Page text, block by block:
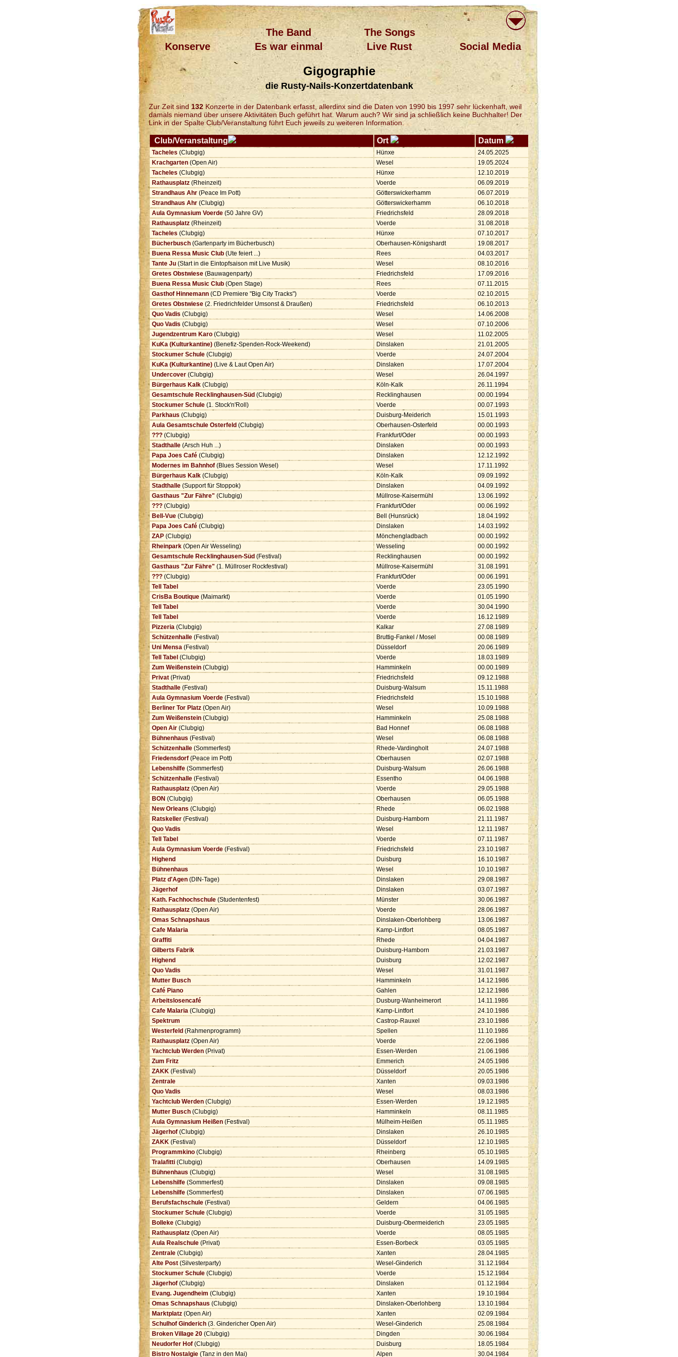
The Band
The Songs
Konserve
Es war einmal Live Rust Social Media
Gigographie
die Rusty-Nails-Konzertdatenbank
Zur Zeit sind 132 Konzerte in der Datenbank erfasst, allerdinx sind die Daten von 1990 bis 1997 sehr lückenhaft, weil
damals niemand über unsere Aktivitäten Buch geführt hat. Warum auch? Wir sind ja schließlich keine Buchhalter! Der
Link in der Spalte Club/Veranstaltung führt Euch jeweils zu weiteren Information.
Club/Veranstaltung Ort Datum
Tacheles (Clubgig) Hünxe
24.05.2025
Krachgarten (Open Air) Wesel
19.05.2024
Tacheles (Clubgig) Hünxe
12.10.2019
Rathausplatz (Rheinzeit) Voerde
06.09.2019
Strandhaus Ahr (Peace Im Pott) Götterswickerhamm
06.07.2019
Strandhaus Ahr (Clubgig) Götterswickerhamm
06.10.2018
Aula Gymnasium Voerde (50 Jahre GV) Friedrichsfeld
28.09.2018
Rathausplatz (Rheinzeit) Voerde
31.08.2018
Tacheles (Clubgig) Hünxe
07.10.2017
Bücherbusch (Gartenparty im Bücherbusch) Oberhausen-Königshardt
19.08.2017
Buena Ressa Music Club (Ute feiert ...) Rees
04.03.2017
Tante Ju (Start in die Eintopfsaison mit Live Musik) Wesel
08.10.2016
Gretes Obstwiese (Bauwagenparty) Friedrichsfeld
17.09.2016
Buena Ressa Music Club (Open Stage) Rees
07.11.2015
Gasthof Hinnemann (CD Premiere "Big City Tracks") Voerde
02.10.2015
Gretes Obstwiese (2. Friedrichfelder Umsonst & Draußen) Friedrichsfeld
06.10.2013
Quo Vadis (Clubgig) Wesel
14.06.2008
Quo Vadis (Clubgig) Wesel
07.10.2006
Jugendzentrum Karo (Clubgig) Wesel
11.02.2005
KuKa (Kulturkantine) (Benefiz-Spenden-Rock-Weekend) Dinslaken
21.01.2005
Stockumer Schule (Clubgig) Voerde
24.07.2004
KuKa (Kulturkantine) (Live & Laut Open Air) Dinslaken
17.07.2004
Undercover (Clubgig) Wesel
26.04.1997
Bürgerhaus Kalk (Clubgig) Köln-Kalk
26.11.1994
Gesamtschule Recklinghausen-Süd (Clubgig) Recklinghausen
00.00.1994
Stockumer Schule (1. Stock'n'Roll) Voerde
00.07.1993
Parkhaus (Clubgig) Duisburg-Meiderich
15.01.1993
Aula Gesamtschule Osterfeld (Clubgig) Oberhausen-Osterfeld
00.00.1993
??? (Clubgig) Frankfurt/Oder
00.00.1993
Stadthalle (Arsch Huh ...) Dinslaken
00.00.1993
Papa Joes Café (Clubgig) Dinslaken
12.12.1992
Modernes im Bahnhof (Blues Session Wesel) Wesel
17.11.1992
Bürgerhaus Kalk (Clubgig) Köln-Kalk
09.09.1992
Stadthalle (Support für Stoppok) Dinslaken
04.09.1992
Gasthaus "Zur Fähre" (Clubgig) Müllrose-Kaisermühl
13.06.1992
??? (Clubgig) Frankfurt/Oder
00.06.1992
Bell-Vue (Clubgig) Bell (Hunsrück)
18.04.1992
Papa Joes Café (Clubgig) Dinslaken
14.03.1992
ZAP (Clubgig) Mönchengladbach
00.00.1992
Rheinpark (Open Air Wesseling) Wesseling
00.00.1992
Gesamtschule Recklinghausen-Süd (Festival) Recklinghausen
00.00.1992
Gasthaus "Zur Fähre" (1. Müllroser Rockfestival) Müllrose-Kaisermühl
31.08.1991
??? (Clubgig) Frankfurt/Oder
00.06.1991
Tell Tabel
Voerde
23.05.1990
CrisBa Boutique (Maimarkt) Voerde
01.05.1990
Tell Tabel
Voerde
30.04.1990
Tell Tabel
Voerde
16.12.1989
Pizzeria (Clubgig) Kalkar
27.08.1989
Schützenhalle (Festival) Bruttig-Fankel / Mosel
00.08.1989
Uni Mensa (Festival) Düsseldorf
20.06.1989
Tell Tabel (Clubgig) Voerde
18.03.1989
Zum Weißenstein (Clubgig) Hamminkeln
00.00.1989
Privat (Privat) Friedrichsfeld
09.12.1988
Stadthalle (Festival) Duisburg-Walsum
15.11.1988
Aula Gymnasium Voerde (Festival) Friedrichsfeld
15.10.1988
Berliner Tor Platz (Open Air) Wesel
10.09.1988
Zum Weißenstein (Clubgig) Hamminkeln
25.08.1988
Open Air (Clubgig) Bad Honnef
06.08.1988
Bühnenhaus (Festival) Wesel
06.08.1988
Schützenhalle (Sommerfest) Rhede-Vardingholt
24.07.1988
Friedensdorf (Peace im Pott) Oberhausen
02.07.1988
Lebenshilfe (Sommerfest) Duisburg-Walsum
26.06.1988
Schützenhalle (Festival) Essentho
04.06.1988
Rathausplatz (Open Air) Voerde
29.05.1988
BON (Clubgig) Oberhausen
06.05.1988
New Orleans (Clubgig) Rhede
06.02.1988
Ratskeller (Festival) Duisburg-Hamborn
21.11.1987
Quo Vadis
Wesel
12.11.1987
Tell Tabel
Voerde
07.11.1987
Aula Gymnasium Voerde (Festival) Friedrichsfeld
23.10.1987
Highend
Duisburg
16.10.1987
Bühnenhaus
Wesel
10.10.1987
Platz d'Agen (DIN-Tage) Dinslaken
29.08.1987
Jägerhof
Dinslaken
03.07.1987
Kath. Fachhochschule (Studentenfest) Münster
30.06.1987
Rathausplatz (Open Air) Voerde
28.06.1987
Omas Schnapshaus
Dinslaken-Oberlohberg
13.06.1987
Cafe Malaria
Kamp-Lintfort
08.05.1987
Graffiti
Rhede
04.04.1987
Gilberts Fabrik
Duisburg-Hamborn
21.03.1987
Highend
Duisburg
12.02.1987
Quo Vadis
Wesel
31.01.1987
Mutter Busch
Hamminkeln
14.12.1986
Café Piano
Gahlen
12.12.1986
Arbeitslosencafé
Dusburg-Wanheimerort
14.11.1986
Cafe Malaria (Clubgig) Kamp-Lintfort
24.10.1986
Spektrum
Castrop-Rauxel
23.10.1986
Westerfeld (Rahmenprogramm) Spellen
11.10.1986
Rathausplatz (Open Air) Voerde
22.06.1986
Yachtclub Werden (Privat) Essen-Werden
21.06.1986
Zum Fritz
Emmerich
24.05.1986
ZAKK (Festival) Düsseldorf
20.05.1986
Zentrale
Xanten
09.03.1986
Quo Vadis
Wesel
08.03.1986
Yachtclub Werden (Clubgig) Essen-Werden
19.12.1985
Mutter Busch (Clubgig) Hamminkeln
08.11.1985
Aula Gymnasium Heißen (Festival) Mülheim-Heißen
05.11.1985
Jägerhof (Clubgig) Dinslaken
26.10.1985
ZAKK (Festival) Düsseldorf
12.10.1985
Programmkino (Clubgig) Rheinberg
05.10.1985
Tralafitti (Clubgig) Oberhausen
14.09.1985
Bühnenhaus (Clubgig) Wesel
31.08.1985
Lebenshilfe (Sommerfest) Dinslaken
09.08.1985
Lebenshilfe (Sommerfest) Dinslaken
07.06.1985
Berufsfachschule (Festival) Geldern
04.06.1985
Stockumer Schule (Clubgig) Voerde
31.05.1985
Bolleke (Clubgig) Duisburg-Obermeiderich
23.05.1985
Rathausplatz (Open Air) Voerde
08.05.1985
Aula Realschule (Privat) Essen-Borbeck
03.05.1985
Zentrale (Clubgig) Xanten
28.04.1985
Alte Post (Silvesterparty) Wesel-Ginderich
31.12.1984
Stockumer Schule (Clubgig) Voerde
15.12.1984
Jägerhof (Clubgig) Dinslaken
01.12.1984
Evang. Jugendheim (Clubgig) Xanten
19.10.1984
Omas Schnapshaus (Clubgig) Dinslaken-Oberlohberg
13.10.1984
Marktplatz (Open Air) Xanten
02.09.1984
Schulhof Ginderich (3. Gindericher Open Air) Wesel-Ginderich
25.08.1984
Broken Village 20 (Clubgig) Dingden
30.06.1984
Neudorfer Hof (Clubgig) Duisburg
18.05.1984
Bistro Nostalgie (Tanz in den Mai) Alpen 30.04.1984